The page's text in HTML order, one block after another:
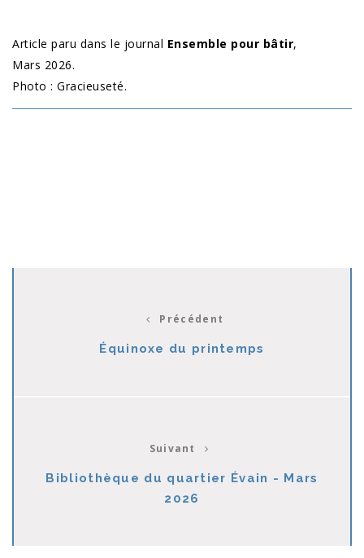
Article paru dans le journal Ensemble pour bâtir,
Mars 2026.
Photo : Gracieuseté.
Précédent
Équinoxe du printemps
Suivant
Bibliothèque du quartier Évain - Mars
2026